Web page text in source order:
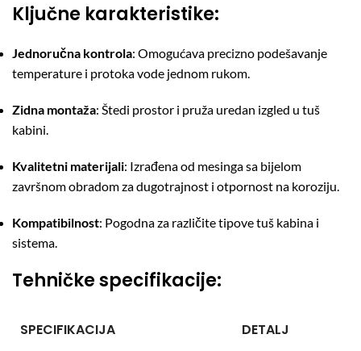
Ključne karakteristike:
Jednoručna kontrola: Omogućava precizno podešavanje
temperature i protoka vode jednom rukom.
Zidna montaža: Štedi prostor i pruža uredan izgled u tuš
kabini.
Kvalitetni materijali: Izrađena od mesinga sa bijelom
završnom obradom za dugotrajnost i otpornost na koroziju.
Kompatibilnost: Pogodna za različite tipove tuš kabina i
sistema.
Tehničke specifikacije:
SPECIFIKACIJA DETALJ